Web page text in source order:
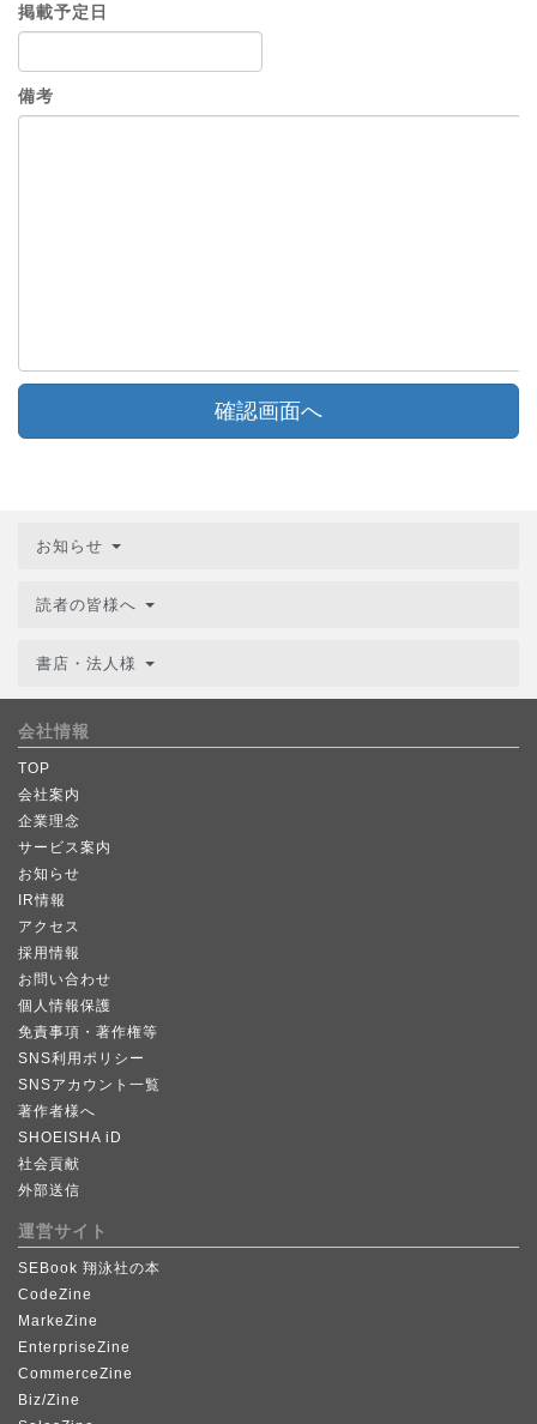
掲載予定日
備考
確認画面へ
お知らせ
読者の皆様へ
書店・法人様
会社情報
TOP
会社案内
企業理念
サービス案内
お知らせ
IR情報
アクセス
採用情報
お問い合わせ
個人情報保護
免責事項・著作権等
SNS利用ポリシー
SNSアカウント一覧
著作者様へ
SHOEISHA iD
社会貢献
外部送信
運営サイト
SEBook 翔泳社の本
CodeZine
MarkeZine
EnterpriseZine
CommerceZine
Biz/Zine